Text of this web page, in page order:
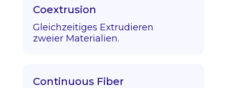
Coextrusion
Gleichzeitiges Extrudieren
zweier Materialien.
Continuous Fiber